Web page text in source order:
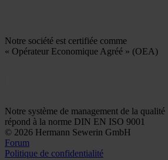
Notre société est certifiée comme
« Opérateur Economique Agréé » (OEA)
Notre système de management de la qualité
répond à la norme DIN EN ISO 9001
© 2026 Hermann Sewerin GmbH
Forum
Politique de confidentialité